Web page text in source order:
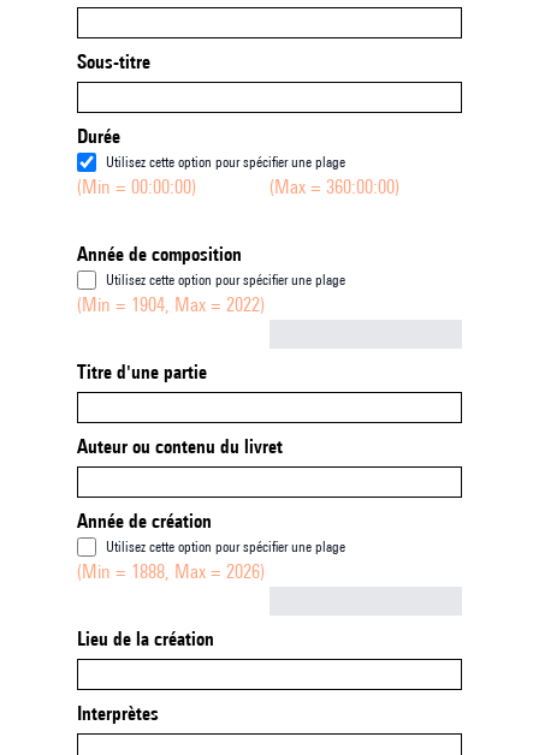
Sous-titre
Durée
Utilisez cette option pour spécifier une plage
(Min = 00:00:00) (Max = 360:00:00)
Année de composition
Utilisez cette option pour spécifier une plage
(Min = 1904, Max = 2022)
Titre d'une partie
Auteur ou contenu du livret
Année de création
Utilisez cette option pour spécifier une plage
(Min = 1888, Max = 2026)
Lieu de la création
Interprètes